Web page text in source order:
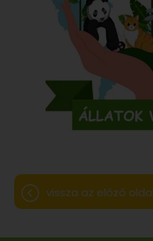
vissza az előző